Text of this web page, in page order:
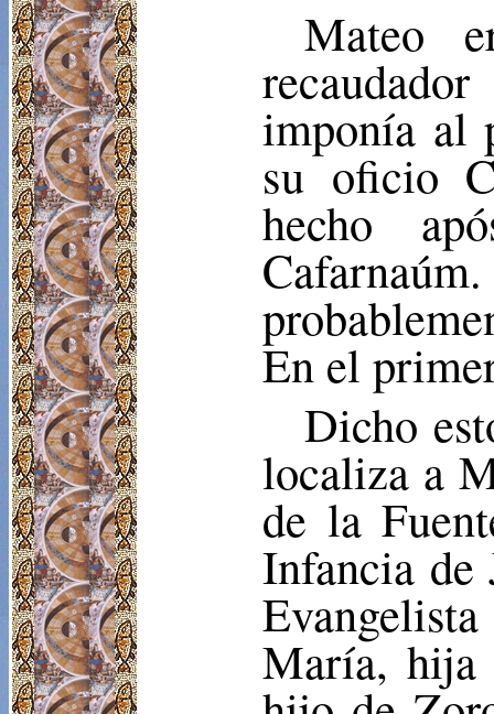
Mateo
imponía al
su oficio
hecho
En el
Dicho
localiza a
de la
Infancia de
María, hija